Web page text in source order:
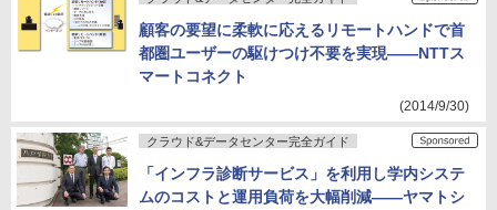
顧客の要望に柔軟に応えるリモートハンドで首
都圏ユーザーの駆けつけ不要を実現――NTTス
マートコネクト
(2014/9/30)
クラウド&データセンター完全ガイド
「インフラ診断サービス」を利用し学内システ
ムのコストと運用負荷を大幅削減――ヤマトシ